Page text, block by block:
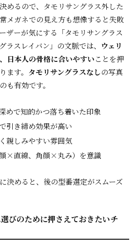
めるので、タモリサングラス外した
メガネでの見え方も想像すると失敗
ザーが気にする「タモリサングラス
ラスレイバン」の文脈では、 ウェリ
日本人の骨格に合いやすいことを押
ます。 タモリサングラスなしの写真
も有効です。
めで知的かつ落ち着いた印象
引き締め効果が高い
親しみやすい雰囲気
顔×直線、角顔×丸み）を意識
決めると、後の型番選定がスムーズ
びのために押さえておきたいチ